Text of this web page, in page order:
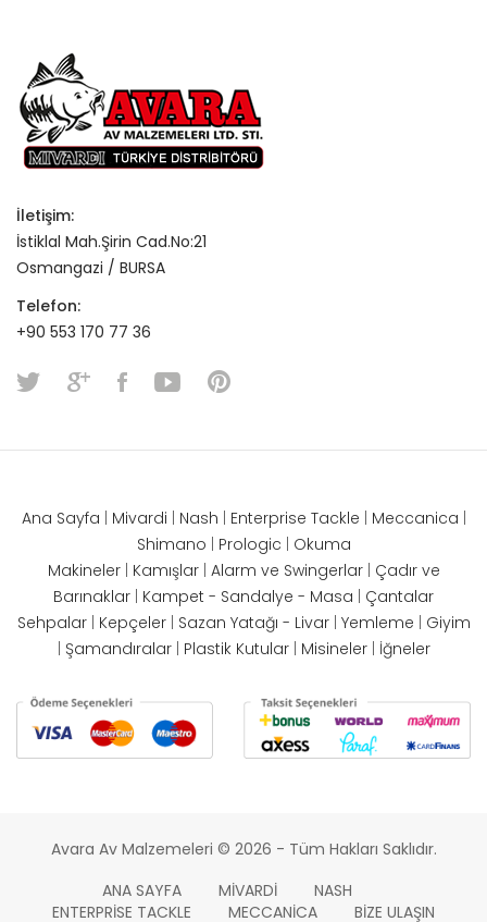
İletişim:
İstiklal Mah.Şirin Cad.No:21
Osmangazi / BURSA
Telefon:
+90 553 170 77 36
Ana Sayfa Mivardi Nash Enterprise Tackle Meccanica
Shimano
Prologic
Okuma
Makineler| Kamışlar| Alarm ve Swingerlar| Çadır ve
Barınaklar Kampet - Sandalye - Masa
Çantalar
Sehpalar| Kepçeler| Sazan Yatağı - Livar| Yemleme
Giyim
Şamandıralar| Plastik Kutular| Misineler| İğneler
Avara Av Malzemeleri © 2026 - Tüm Hakları Saklıdır.
ANA SAYFA
MIVARDI
NASH
ENTERPRISE TACKLE
MECCANICA BIZE ULAŞIN